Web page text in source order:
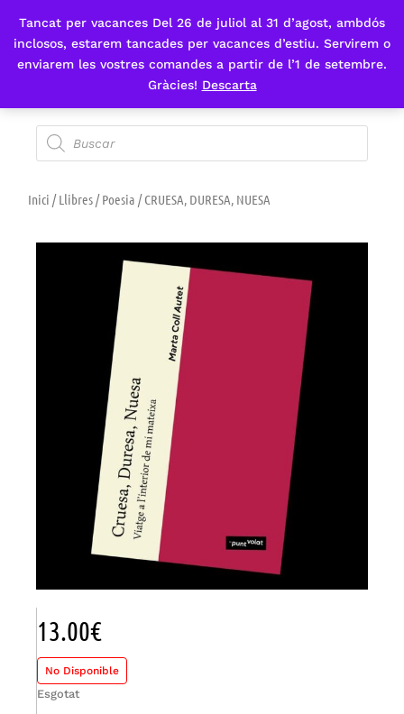
Tancat per vacances Del 26 de juliol al 31 d’agost, ambdós
inclosos, estarem tancades per vacances d’estiu. Servirem o
enviarem les vostres comandes a partir de l’1 de setembre.
Gràcies! Descarta
Fes-te'n sòcia
Inici /Llibres/Poesia / CRUESA, DURESA, NUESA
13.00€
No Disponible
Esgotat